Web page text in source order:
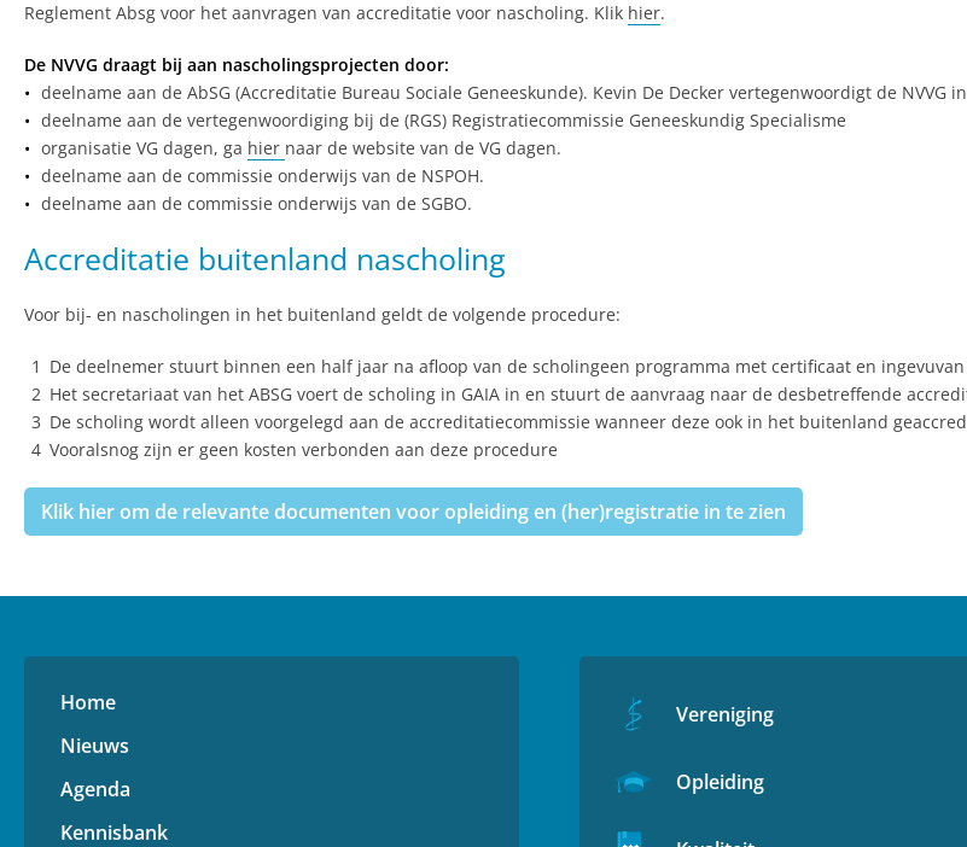
Reglement Absg voor het aanvragen van accreditatie voor nascholing. Klik hier.
De NVVG draagt bij aan nascholingsprojecten door:
deelname aan de AbSG (Accreditatie Bureau Sociale Geneeskunde). Kevin De Decker vertegenwoordigt de NVVG
deelname aan de vertegenwoordiging bij de (RGS) Registratiecommissie Geneeskundig Specialisme
organisatie VG dagen, ga hier naar de website van de VG dagen.
deelname aan de commissie onderwijs van de NSPOH.
deelname aan de commissie onderwijs van de SGBO.
Accreditatie buitenland nascholing
Voor bij- en nascholingen in het buitenland geldt de volgende procedure:
De deelnemer stuurt binnen een half jaar na afloop van de scholingeen programma met certificaat en
Het secretariaat van het ABSG voert de scholing in GAIA in en stuurt de aanvraag naar de desbetreffende
De scholing wordt alleen voorgelegd aan de accreditatiecommissie wanneer deze ook in het buitenland
Vooralsnog zijn er geen kosten verbonden aan deze procedure
Klik hier om de relevante documenten voor opleiding en (her)registratie in te zien
Home
Nieuws
Agenda
Kennisbank
Vereniging
Opleiding